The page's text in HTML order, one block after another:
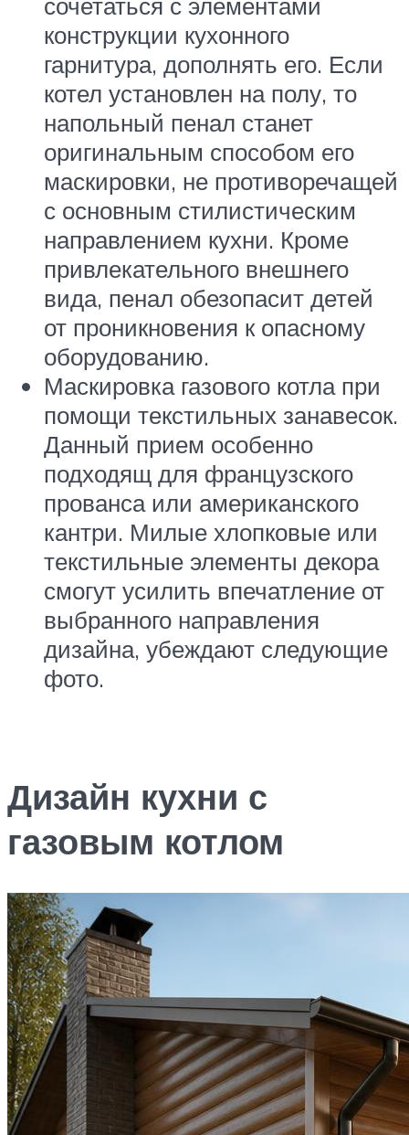
конструкции кухонного
гарнитура, дополнять его. Если
котел установлен на полу, то
напольный пенал станет
оригинальным способом его
маскировки, не противоречащей
с основным стилистическим
направлением кухни. Кроме
привлекательного внешнего
вида, пенал обезопасит детей
от проникновения к опасному
оборудованию.
Маскировка газового котла при
помощи текстильных занавесок.
Данный прием особенно
подходящ для французского
прованса или американского
кантри. Милые хлопковые или
текстильные элементы декора
смогут усилить впечатление от
выбранного направления
дизайна, убеждают следующие
фото.
Дизайн кухни с
газовым котлом